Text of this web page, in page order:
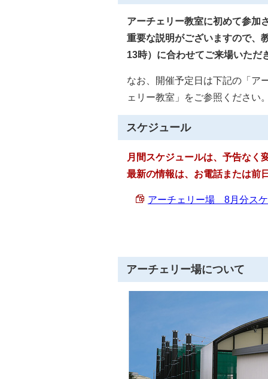
アーチェリー教室に初めて参加
重要な説明がございますので、
13時）に合わせてご来場いただ
なお、開催予定日は下記の「
ェリー教室」をご参照ください
スケジュール
月間スケジュールは、予告なく
最新の情報は、お電話または前
アーチェリー場 8月分ス
アーチェリー場について